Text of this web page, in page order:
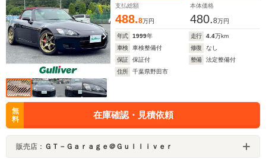
支払総額
488.8万円
本体価格
480.8万円
年式 1999年 走行 4.4万km
車検
車検整備付 修復
なし
保証
保証付 整備
法定整備付
住所
千葉県野田市
無
料
在庫確認・見積依頼
販売店： ＧＴ－Ｇａｒａｇｅ＠Ｇｕｌｌｉｖｅｒ